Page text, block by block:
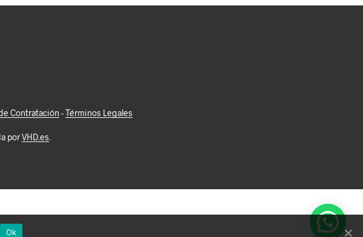
Contratación -Términos Legales
porVHD.es
Ok